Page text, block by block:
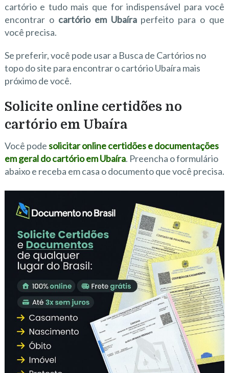
cartório e tudo mais que for indispensável para você
encontrar o cartório em Ubaíraperfeito para o que
você precisa.
Se preferir, você pode usar a Busca de Cartórios no
topo do site para encontrar o cartório Ubaíra mais
próximo de você.
Solicite online certidões no
cartório em Ubaíra
Você podesolicitar online certidões e documentações
em geral do cartório em Ubaíra. Preencha o formulário
abaixo e receba em casa o documento que você precisa.